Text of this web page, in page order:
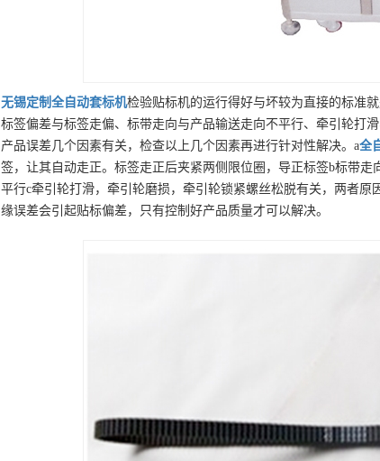
无锡定制 全自动套标机检验贴标机的运行得好与坏较为直接的标准
标签偏差与标签走偏、标带走向与产品输送走向不平行、牵引轮打
产品误差几个因素有关，检查以上几个因素再进行针对性解决。a全
签，让其自动走正。标签走正后夹紧两侧限位圈，导正标签b标带
平行c牵引轮打滑，牵引轮磨损，牵引轮锁紧螺丝松脱有关，两者
缘误差会引起贴标偏差，只有控制好产品质量才可以解决。